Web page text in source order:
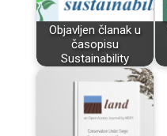
Objavljen članak u
časopisu
Sustainability